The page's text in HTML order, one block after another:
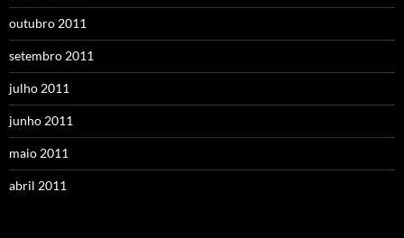
outubro 2011
setembro 2011
julho 2011
junho 2011
maio 2011
abril 2011